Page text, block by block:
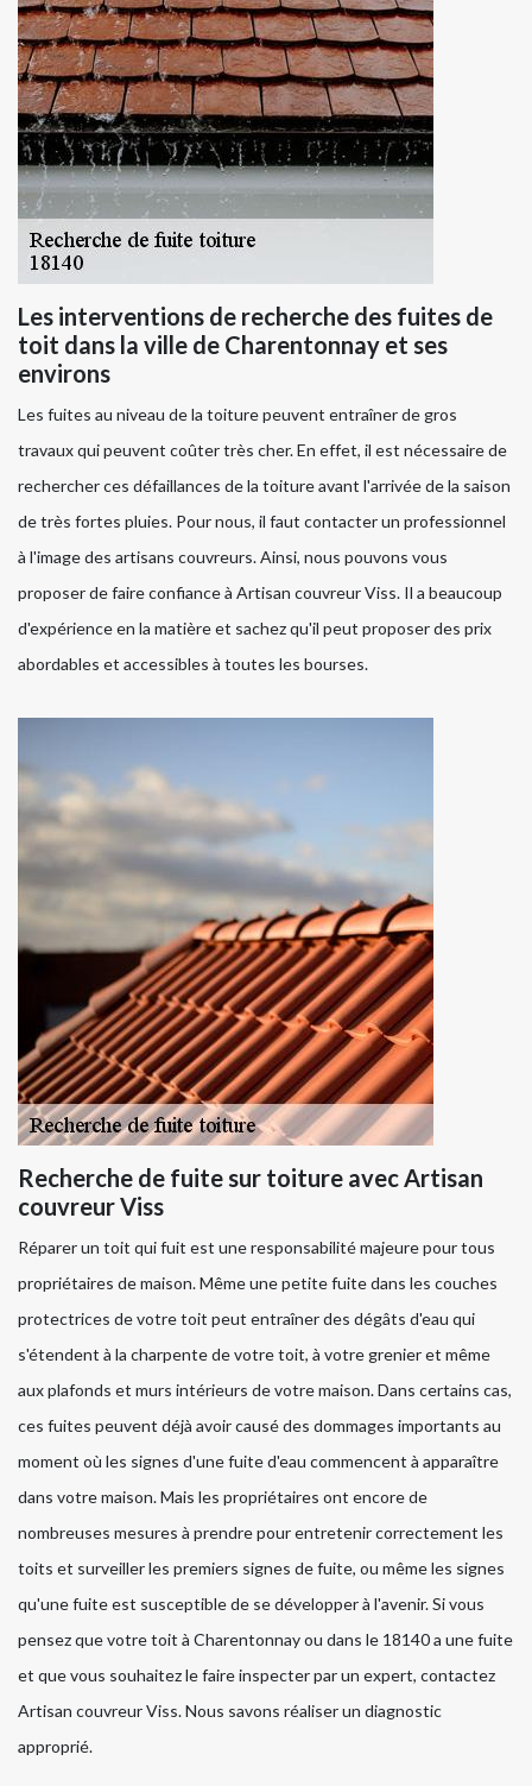
Les interventions de recherche des fuites de
toit dans la ville de Charentonnay et ses
environs
Les fuites au niveau de la toiture peuvent entraîner de gros
travaux qui peuvent coûter très cher. En effet, il est nécessaire de
rechercher ces défaillances de la toiture avant l'arrivée de la saison
de très fortes pluies. Pour nous, il faut contacter un professionnel
à l'image des artisans couvreurs. Ainsi, nous pouvons vous
proposer de faire confiance à Artisan couvreur Viss. Il a beaucoup
d'expérience en la matière et sachez qu'il peut proposer des prix
abordables et accessibles à toutes les bourses.
Recherche de fuite sur toiture avec Artisan
couvreur Viss
Réparer un toit qui fuit est une responsabilité majeure pour tous
propriétaires de maison. Même une petite fuite dans les couches
protectrices de votre toit peut entraîner des dégâts d'eau qui
s'étendent à la charpente de votre toit, à votre grenier et même
aux plafonds et murs intérieurs de votre maison. Dans certains cas,
ces fuites peuvent déjà avoir causé des dommages importants au
moment où les signes d'une fuite d'eau commencent à apparaître
dans votre maison. Mais les propriétaires ont encore de
nombreuses mesures à prendre pour entretenir correctement les
toits et surveiller les premiers signes de fuite, ou même les signes
qu'une fuite est susceptible de se développer à l'avenir. Si vous
pensez que votre toit à Charentonnay ou dans le 18140 a une fuite
et que vous souhaitez le faire inspecter par un expert, contactez
Artisan couvreur Viss. Nous savons réaliser un diagnostic
approprié.